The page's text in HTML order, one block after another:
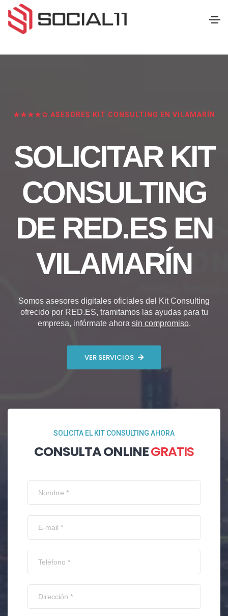
★★★★✩ ASESORES KIT CONSULTING EN VILAMARÍN
SOLICITAR KIT
CONSULTING
DE RED.ES EN
VILAMARÍN
Somos asesores digitales oficiales del Kit Consulting
ofrecido por RED.ES, tramitamos las ayudas para tu
empresa, infórmate ahora sin compromiso.
VER SERVICIOS
SOLICITA EL KIT CONSULTING AHORA
CONSULTA ONLINEGRATIS